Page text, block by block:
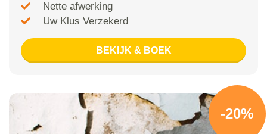
Nette afwerking
Uw Klus Verzekerd
BEKIJK & BOEK
-20%